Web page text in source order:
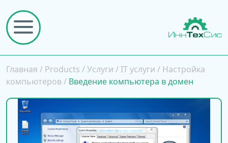
Главная / Products /Услуги / IT услуги / Настройка
компьютеров/ Введение компьютера в домен